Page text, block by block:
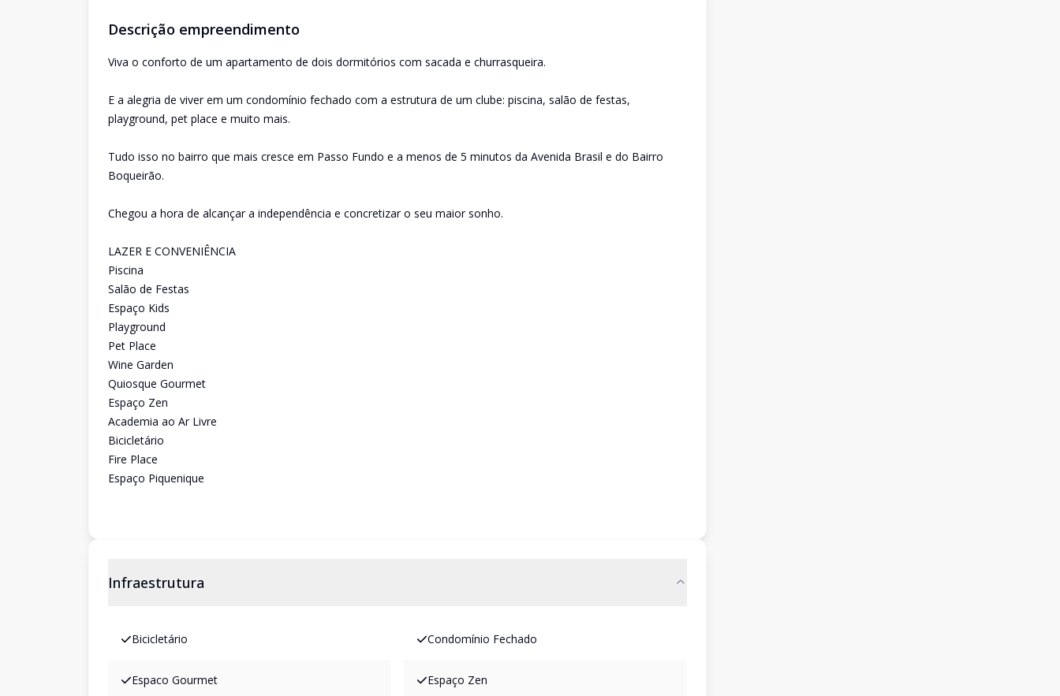
Descrição empreendimento
Viva o conforto de um apartamento de dois dormitórios com sacada e churrasqueira.
E a alegria de viver em um condomínio fechado com a estrutura de um clube: piscina, salão de festas,
playground, pet place e muito mais.
Tudo isso no bairro que mais cresce em Passo Fundo e a menos de 5 minutos da Avenida Brasil e do Bairro
Boqueirão.
Chegou a hora de alcançar a independência e concretizar o seu maior sonho.
LAZER E CONVENIÊNCIA
Piscina
Salão de Festas
Espaço Kids
Playground
Pet Place
Wine Garden
Quiosque Gourmet
Espaço Zen
Academia ao Ar Livre
Bicicletário
Fire Place
Espaço Piquenique
Infraestrutura
Bicicletário Condomínio Fechado
Espaco Gourmet Espaço Zen